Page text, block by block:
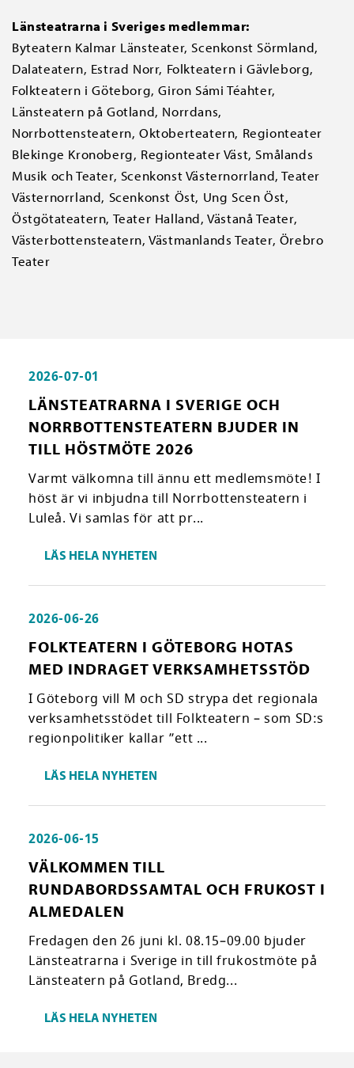
Länsteatrarna i Sveriges medlemmar:
Byteatern Kalmar Länsteater, Scenkonst Sörmland,
Dalateatern, Estrad Norr, Folkteatern i Gävleborg,
Folkteatern i Göteborg, Giron Sámi Téahter,
Länsteatern på Gotland, Norrdans,
Norrbottensteatern, Oktoberteatern, Regionteater
Blekinge Kronoberg, Regionteater Väst, Smålands
Musik och Teater, Scenkonst Västernorrland, Teater
Västernorrland, Scenkonst Öst, Ung Scen Öst,
Östgötateatern, Teater Halland, Västanå Teater,
Västerbottensteatern, Västmanlands Teater, Örebro
Teater
2026-07-01
LÄNSTEATRARNA I SVERIGE OCH
NORRBOTTENSTEATERN BJUDER IN
TILL HÖSTMÖTE 2026
Varmt välkomna till ännu ett medlemsmöte! I
höst är vi inbjudna till Norrbottensteatern i
Luleå. Vi samlas för att pr...
LÄS HELA NYHETEN
2026-06-26
FOLKTEATERN I GÖTEBORG HOTAS
MED INDRAGET VERKSAMHETSSTÖD
I Göteborg vill M och SD strypa det regionala
verksamhetsstödet till Folkteatern – som SD:s
regionpolitiker kallar ”ett ...
LÄS HELA NYHETEN
2026-06-15
VÄLKOMMEN TILL
RUNDABORDSSAMTAL OCH FRUKOST I
ALMEDALEN
Fredagen den 26 juni kl. 08.15–09.00 bjuder
Länsteatrarna i Sverige in till frukostmöte på
Länsteatern på Gotland, Bredg...
LÄS HELA NYHETEN